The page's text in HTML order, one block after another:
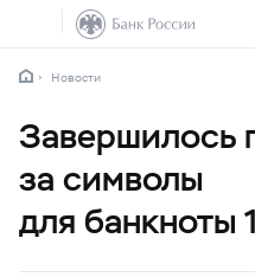
Новости
Завершилось
за символы
для банкноты